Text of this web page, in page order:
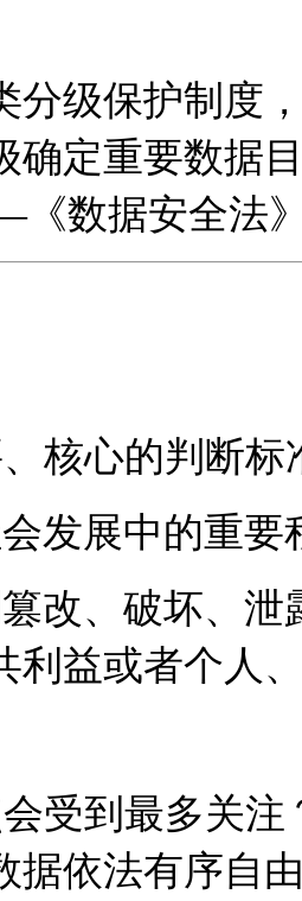
分级保护制度
确定重要数据
《数据安全法
核心的判断标
发展中的重要
改、破坏、
利益或者个人
受到最多关
据依法有序自